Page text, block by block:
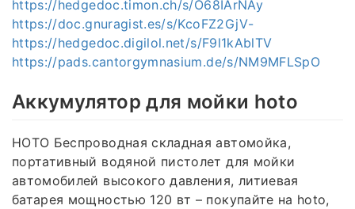
https://hedgedoc.timon.ch/s/O68IArNAy
https://doc.gnuragist.es/s/KcoFZ2GjV-
https://hedgedoc.digilol.net/s/F9l1kAblTV
https://pads.cantorgymnasium.de/s/NM9MFLSpO
Аккумулятор для мойки hoto
HOTO Беспроводная складная автомойка,
портативный водяной пистолет для мойки
автомобилей высокого давления, литиевая
батарея мощностью 120 вт – покупайте на hoto,